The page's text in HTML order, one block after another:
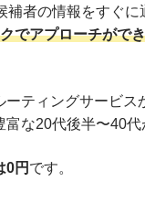
者の情報をすぐに
でアプローチがで
ティングサービス
な20代後半〜40代
0円 です。